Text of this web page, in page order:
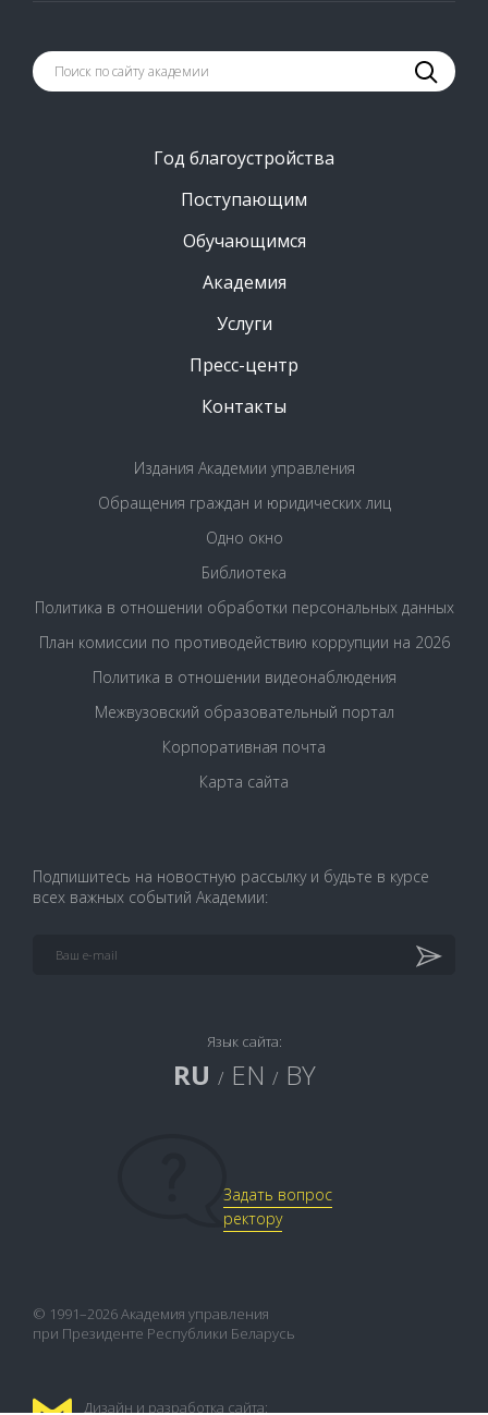
Год благоустройства
Поступающим
Обучающимся
Академия
Услуги
Пресс-центр
Контакты
Издания Академии управления
Обращения граждан и юридических лиц
Одно окно
Библиотека
Политика в отношении обработки персональных данных
План комиссии по противодействию коррупции на 2026
Политика в отношении видеонаблюдения
Межвузовский образовательный портал
Корпоративная почта
Карта сайта
Подпишитесь на новостную рассылку и будьте в курсе
всех важных событий Академии:
Язык сайта:
RU / EN / BY
Задать вопрос
ректору
© 1991–2026 Академия управления
при Президенте Республики Беларусь
Дизайн и разработка сайта: